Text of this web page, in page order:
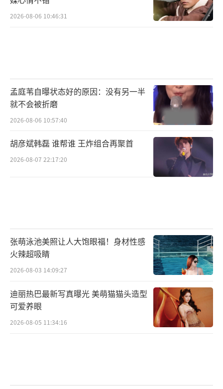
2026-08-06 10:46:31
孟庭苇自曝状态好的原因：没有另一半
就不会被折磨
2026-08-06 10:57:40
胡彦斌韩磊 谁帮谁 王炸组合再聚首
2026-08-07 22:17:20
张萌泳池美照让人大饱眼福！身材性感
火辣超吸睛
2026-08-03 14:09:27
迪丽热巴最新写真曝光 美萌猫猫头造型
可爱养眼
2026-08-05 11:34:16